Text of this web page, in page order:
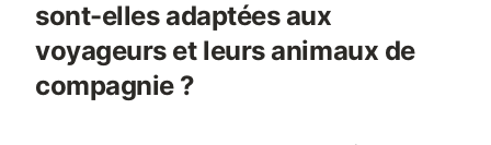
sont-elles adaptées aux
voyageurs et leurs animaux de
compagnie ?